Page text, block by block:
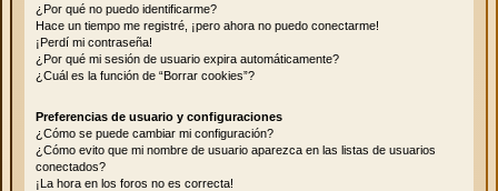
¿Por qué no puedo identificarme?
Hace un tiempo me registré, ¡pero ahora no puedo conectarme!
¡Perdí mi contraseña!
¿Por qué mi sesión de usuario expira automáticamente?
¿Cuál es la función de “Borrar cookies”?
Preferencias de usuario y configuraciones
¿Cómo se puede cambiar mi configuración?
¿Cómo evito que mi nombre de usuario aparezca en las listas de usuarios
conectados?
¡La hora en los foros no es correcta!